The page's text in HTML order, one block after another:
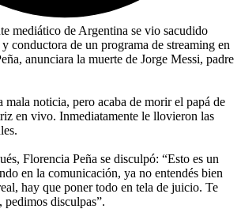
mediático de Argentina se vio sacudido
conductora de un programa de streaming en
anunciara la muerte de Jorge Messi, padre
mala noticia, pero acaba de morir el papá de
en vivo. Inmediatamente le llovieron las
Florencia Peña se disculpó: “Esto es un
en la comunicación, ya no entendés bien
hay que poner todo en tela de juicio. Te
pedimos disculpas”.